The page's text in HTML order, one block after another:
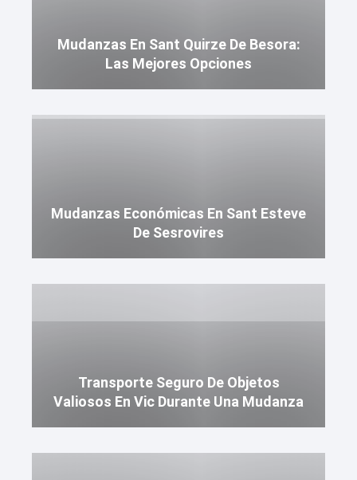
Mudanzas En Sant Quirze De Besora:
Las Mejores Opciones
Mudanzas Económicas En Sant Esteve
De Sesrovires
Transporte Seguro De Objetos
Valiosos En Vic Durante Una Mudanza